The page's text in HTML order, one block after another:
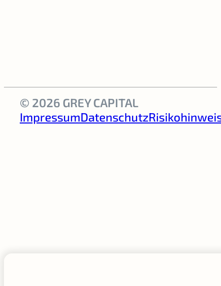
© 2026 GREY CAPITAL
ImpressumDatenschutz